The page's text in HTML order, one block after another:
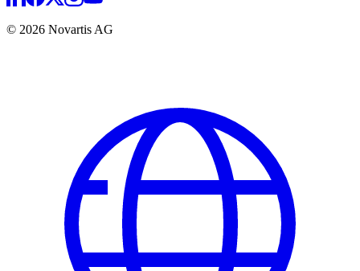
© 2026 Novartis AG